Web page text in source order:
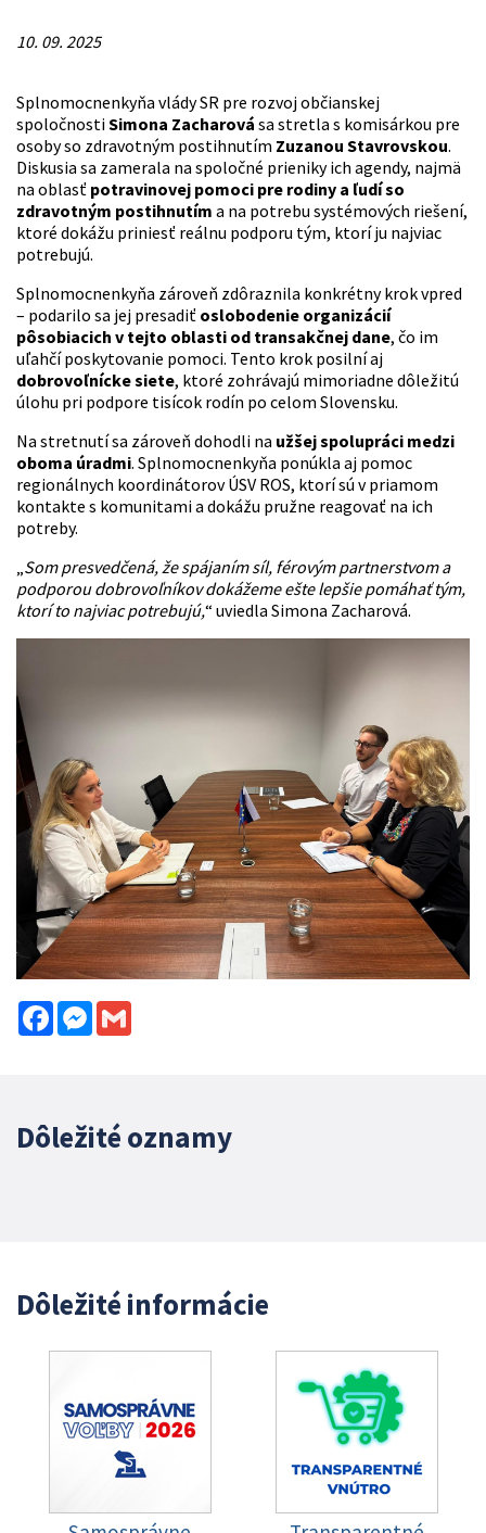
10. 09. 2025
Splnomocnenkyňa vlády SR pre rozvoj občianskej
spoločnostiSimona Zacharová sa stretla s komisárkou pre
osoby so zdravotným postihnutím Zuzanou Stavrovskou.
Diskusia sa zamerala na spoločné prieniky ich agendy, najmä
na oblasť potravinovej pomoci pre rodiny a ľudí so
zdravotným postihnutím a na potrebu systémových riešení,
ktoré dokážu priniesť reálnu podporu tým, ktorí ju najviac
potrebujú.
Splnomocnenkyňa zároveň zdôraznila konkrétny krok vpred
– podarilo sa jej presadiť oslobodenie organizácií
pôsobiacich v tejto oblasti od transakčnej dane, čo im
uľahčí poskytovanie pomoci. Tento krok posilní aj
dobrovoľnícke siete, ktoré zohrávajú mimoriadne dôležitú
úlohu pri podpore tisícok rodín po celom Slovensku.
Na stretnutí sa zároveň dohodli na užšej spolupráci medzi
oboma úradmi. Splnomocnenkyňa ponúkla aj pomoc
regionálnych koordinátorov ÚSV ROS, ktorí sú v priamom
kontakte s komunitami a dokážu pružne reagovať na ich
potreby.
„Som presvedčená, že spájaním síl, férovým partnerstvom a
podporou dobrovoľníkov dokážeme ešte lepšie pomáhať tým,
ktorí to najviac potrebujú,“ uviedla Simona Zacharová.
FacebookMessenger
Dôležité oznamy
Dôležité informácie